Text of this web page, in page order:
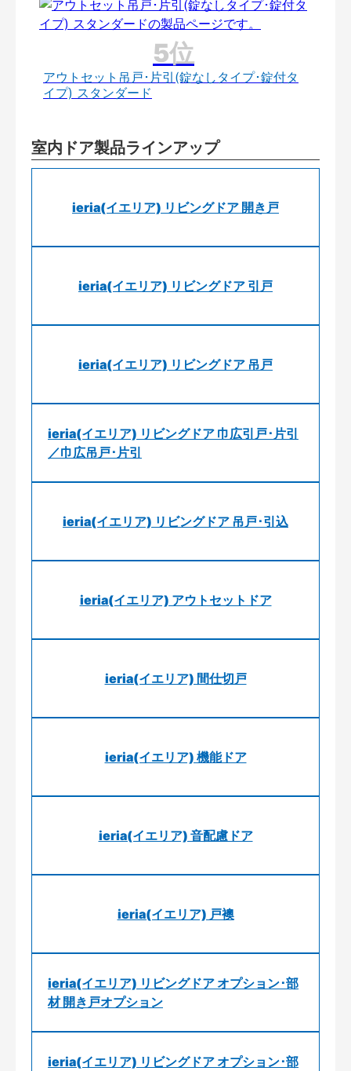
アウトセット吊戸･片引(錠なしタイプ･錠付タ
イプ) スタンダード
室内ドア製品ラインアップ
ieria(イエリア) リビングドア 開き戸
ieria(イエリア) リビングドア 引戸
ieria(イエリア) リビングドア 吊戸
ieria(イエリア) リビングドア 巾広引戸･片引
／巾広吊戸･片引
ieria(イエリア) リビングドア 吊戸･引込
ieria(イエリア) アウトセットドア
ieria(イエリア) 間仕切戸
ieria(イエリア) 機能ドア
ieria(イエリア) 音配慮ドア
ieria(イエリア) 戸襖
ieria(イエリア) リビングドア オプション･部
材 開き戸オプション
ieria(イエリア) リビングドア オプション･部